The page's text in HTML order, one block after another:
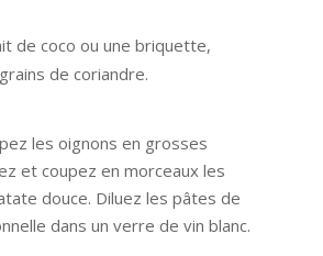
de coco ou une briquette,
de coriandre.
les oignons en grosses
et coupez en morceaux les
douce. Diluez les pâtes de
dans un verre de vin blanc.